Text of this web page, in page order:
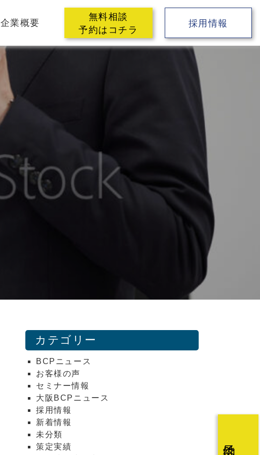
企業概要
無料相談
予約はコチラ
採用情報
カテゴリー
BCPニュース
お客様の声
セミナー情報
大阪BCPニュース
採用情報
新着情報
未分類
策定実績